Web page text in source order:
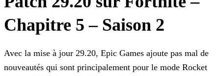
Chapitre 5 – Saison 2
Avec la mise à jour 29.20, Epic Games ajoute pas mal de
nouveautés qui sont principalement pour le mode Rocket